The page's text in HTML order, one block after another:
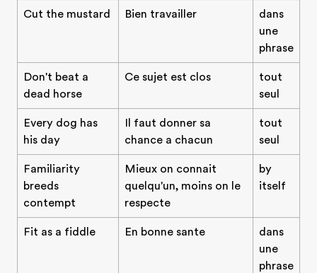
Cut the mustard Bien travailler
dans
une
phrase
Don't beat a
dead horse
Ce sujet est clos
tout
seul
Every dog has
his day
Il faut donner sa
chance a chacun
tout
seul
Familiarity
breeds
contempt
Mieux on connait
quelqu'un, moins on le
respecte
by
itself
Fit as a fiddle En bonne sante
dans
une
phrase